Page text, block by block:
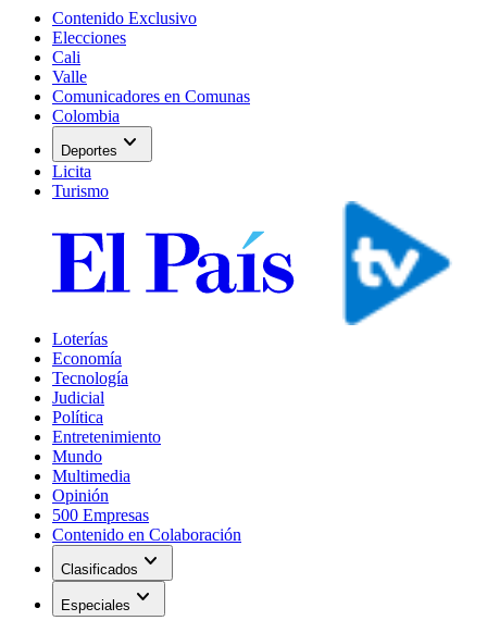
Contenido Exclusivo
Elecciones
Cali
Valle
Comunicadores en Comunas
Colombia
Deportes expand_more
Licita
Turismo
Loterías
Economía
Tecnología
Judicial
Política
Entretenimiento
Mundo
Multimedia
Opinión
500 Empresas
Contenido en Colaboración
Clasificados expand_more
Especiales expand_more